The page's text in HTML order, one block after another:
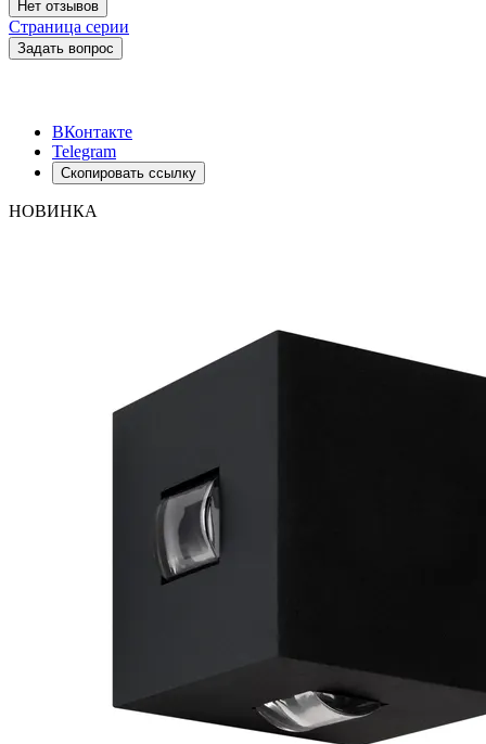
Нет отзывов
Страница серии
Задать вопрос
ВКонтакте
Telegram
Скопировать ссылку
НОВИНКА